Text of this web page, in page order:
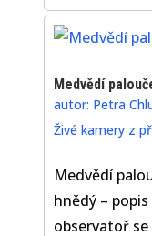
Medvědí
autor: Petra
Živé kamery z
Medvědí
hnědý –
observatoř se